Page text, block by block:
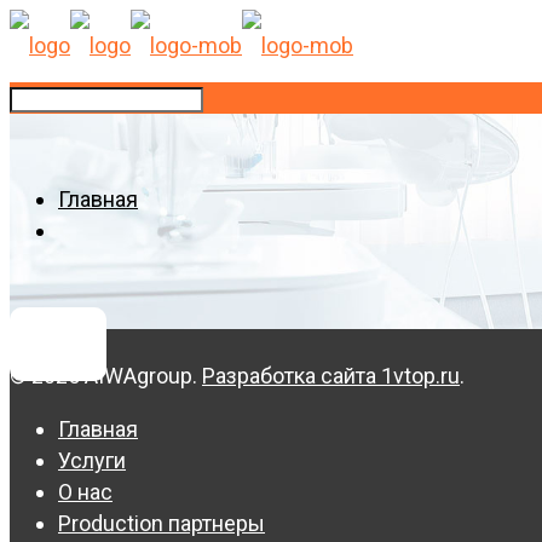
Главная
© 2025 AIWAgroup. Разработка сайта 1vtop.ru.
Главная
Услуги
О нас
Production партнеры